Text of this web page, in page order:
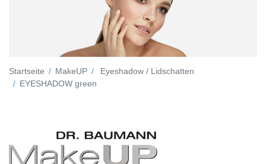
Startseite MakeUP
Eyeshadow / Lidschatten
EYESHADOW green